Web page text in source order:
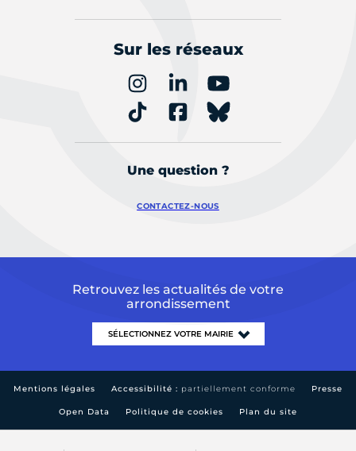
Sur les réseaux
Une question ?
CONTACTEZ-NOUS
Retrouvez les actualités de votre
arrondissement
Mentions légales Accessibilité : partiellement conforme Presse
Open Data Politique de cookies Plan du site